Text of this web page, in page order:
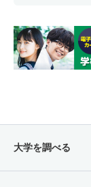
大学を調べる